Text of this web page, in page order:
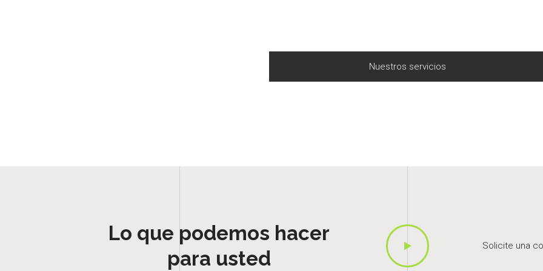
Nuestros servicios
Lo que podemos hacer
para usted
Solicite una